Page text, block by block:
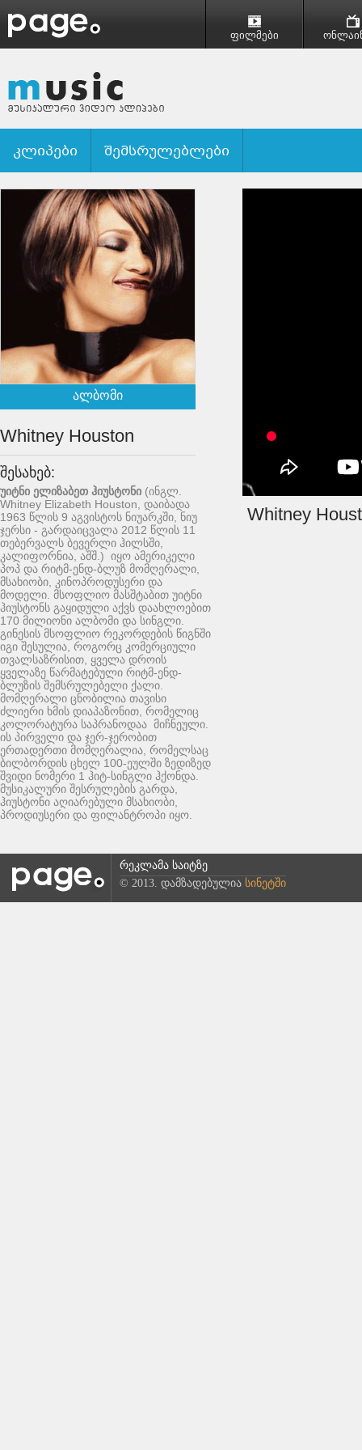
ფილმები
კლიპები შემსრულებლები
ალბომი
Whitney Houston
შესახებ:
უიტნი ელიზაბეთ ჰიუსტონი (ინგლ.
Whitney Elizabeth Houston , დაიბადა
1963 წლის 9 აგვისტოს ნიუარკში, ნიუ
ჯერსი - გარდაიცვალა 2012 წლის 11
თებერვალს ბევერლი ჰილსში,
კალიფორნია, აშშ.) იყო ამერიკელი
პოპ და რიტმ-ენდ-ბლუზ მომღერალი,
მსახიობი, კინოპროდუსერი და
მოდელი. მსოფლიო მასშტაბით უიტნი
ჰიუსტონს გაყიდული აქვს დაახლოებით
170 მილიონი ალბომი და სინგლი.
გინესის მსოფლიო რეკორდების წიგნში
იგი შესულია, როგორც კომერციული
თვალსაზრისით, ყველა დროის
ყველაზე წარმატებული რიტმ-ენდ-
ბლუზის შემსრულებელი ქალი.
მომღერალი ცნობილია თავისი
ძლიერი ხმის დიაპაზონით, რომელიც
კოლორატურა საპრანოდაა მიჩნეული.
ის პირველი და ჯერ-ჯერობით
ერთადერთი მომღერალია, რომელსაც
ბილბორდის ცხელ 100-ეულში ზედიზედ
შვიდი ნომერი 1 ჰიტ-სინგლი ჰქონდა.
მუსიკალური შესრულების გარდა,
ჰიუსტონი აღიარებული მსახიობი,
პროდიუსერი და ფილანტროპი იყო.
Whitney
რეკლამა საიტზე
© 2013. დამზადებულია სინეტში